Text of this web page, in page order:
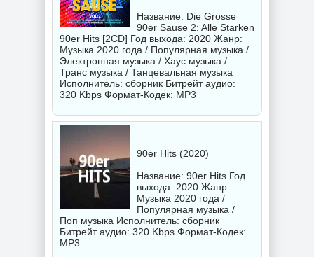
Название: Die Grosse
90er Sause 2: Alle Starken
90er Hits [2CD] Год выхода: 2020 Жанр:
Музыка 2020 года / Популярная музыка /
Электронная музыка / Хаус музыка /
Транс музыка / Танцевальная музыка
Исполнитель: сборник Битрейт аудио:
320 Kbps Формат-Кодек: MP3
90er Hits (2020)
Название: 90er Hits Год
выхода: 2020 Жанр:
Музыка 2020 года /
Популярная музыка /
Поп музыка Исполнитель: сборник
Битрейт аудио: 320 Kbps Формат-Кодек:
MP3